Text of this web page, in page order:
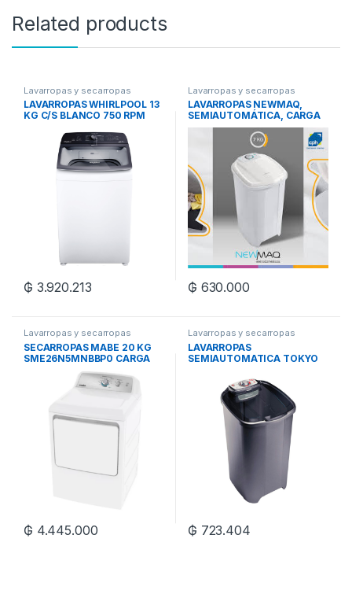
Related products
Lavarropas y secarropas
LAVARROPAS WHIRLPOOL 13
KG C/S BLANCO 750 RPM
₲ 3.920.213
Lavarropas y secarropas
LAVARROPAS NEWMAQ,
SEMIAUTOMÁTICA, CARGA
SUPERIOR, 7KG, BLANCA
₲ 630.000
Lavarropas y secarropas
SECARROPAS MABE 20 KG
SME26N5MNBBP0 CARGA
₲ 4.445.000
Lavarropas y secarropas
LAVARROPAS
SEMIAUTOMATICA TOKYO
₲ 723.404